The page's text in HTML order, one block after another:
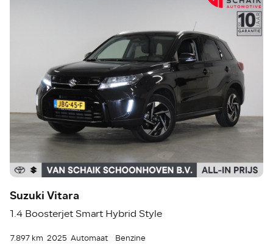
Suzuki Vitara
1.4 Boosterjet Smart Hybrid Style
7.897 km 2025 Automaat Benzine